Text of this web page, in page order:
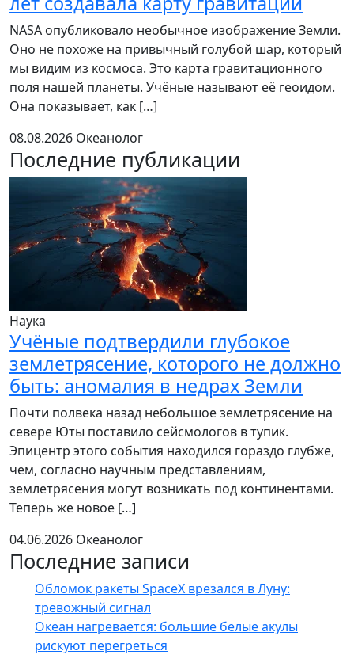
NASA опубликовало необычное изображение Земли.
Оно не похоже на привычный голубой шар, который
мы видим из космоса. Это карта гравитационного
поля нашей планеты. Учёные называют её геоидом.
Она показывает, как […]
08.08.2026 Океанолог
Последние публикации
Наука
Учёные подтвердили глубокое
землетрясение, которого не должно
быть: аномалия в недрах Земли
Почти полвека назад небольшое землетрясение на
севере Юты поставило сейсмологов в тупик.
Эпицентр этого события находился гораздо глубже,
чем, согласно научным представлениям,
землетрясения могут возникать под континентами.
Теперь же новое […]
04.06.2026 Океанолог
Последние записи
Обломок ракеты SpaceX врезался в Луну:
тревожный сигнал
Океан нагревается: большие белые акулы
рискуют перегреться